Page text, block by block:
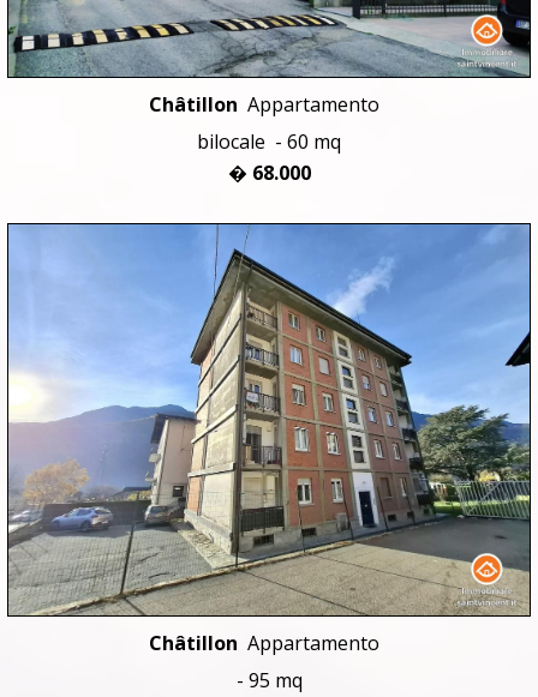
Châtillon Appartamento
bilocale - 60 mq
� 68.000
Châtillon Appartamento
- 95 mq